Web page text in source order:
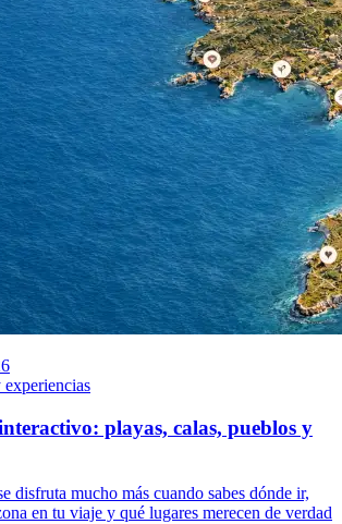
playas, calas, pueblos y
disfruta mucho más cuando sabes dónde ir,
en tu viaje y qué lugares merecen de verdad